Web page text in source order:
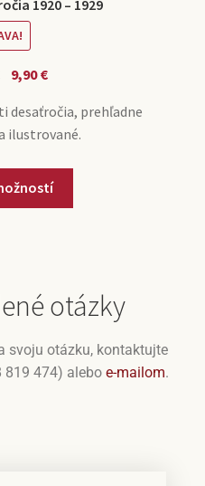
1920 – 1929
9,90€
desaťročia, prehľadne
ilustrované.
otázky
svoju otázku, kontaktujte
819 474) alebo e-mailom.